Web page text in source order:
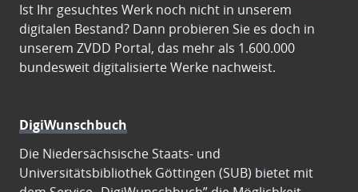
Ist Ihr gesuchtes Werk noch nicht in unserem
digitalen Bestand? Dann probieren Sie es doch in
unserem ZVDD Portal, das mehr als 1.600.000
bundesweit digitalisierte Werke nachweist.
DigiWunschbuch
Die Niedersächsische Staats- und
Universitätsbibliothek Göttingen (SUB) bietet mit